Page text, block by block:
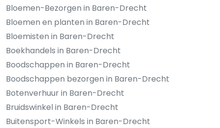
Bloemen-Bezorgen in Baren-Drecht
Bloemen en planten in Baren-Drecht
Bloemisten in Baren-Drecht
Boekhandels in Baren-Drecht
Boodschappen in Baren-Drecht
Boodschappen bezorgen in Baren-Drecht
Botenverhuur in Baren-Drecht
Bruidswinkel in Baren-Drecht
Buitensport-Winkels in Baren-Drecht